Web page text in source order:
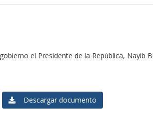
el Presidente de la República,
Descargar documento